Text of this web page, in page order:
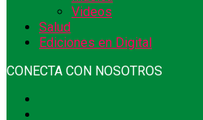
Videos
Salud
Ediciones en Digital
CONECTA CON NOSOTROS